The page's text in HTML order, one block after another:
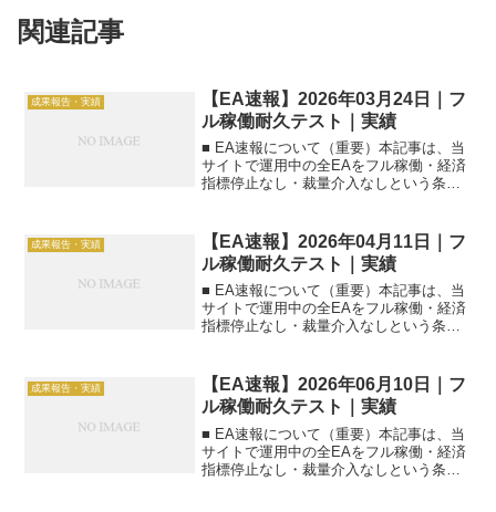
関連記事
成果報告・実績
【EA速報】2026年03月24日｜フ
ル稼働耐久テスト｜実績
■ EA速報について（重要）本記事は、当
サイトで運用中の全EAをフル稼働・経済
指標停止なし・裁量介入なしという条件
間）■ 本日のEA速報一覧（一括）| EA名
|...
成果報告・実績
【EA速報】2026年04月11日｜フ
ル稼働耐久テスト｜実績
■ EA速報について（重要）本記事は、当
サイトで運用中の全EAをフル稼働・経済
指標停止なし・裁量介入なしという条件
間）■ 本日のEA速報一覧（一括）| EA名
|...
成果報告・実績
【EA速報】2026年06月10日｜フ
ル稼働耐久テスト｜実績
■ EA速報について（重要）本記事は、当
サイトで運用中の全EAをフル稼働・経済
指標停止なし・裁量介入なしという条件